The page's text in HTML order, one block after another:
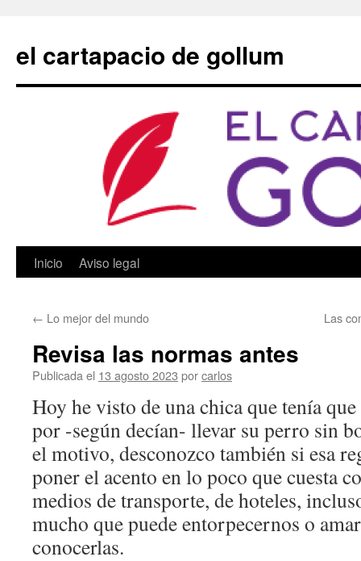
contenido
el cartapacio de gollum
Inicio Aviso legal
← Lo mejor del mundo Las
Revisa las normas antes
Publicada el 13 agosto 2023 porcarlos
Hoy he visto de una chica que tenía
por -según decían- llevar su perro sin
el motivo, desconozco también si esa
poner el acento en lo poco que cuesta
medios de transporte, de hoteles,
mucho que puede entorpecernos o
conocerlas.